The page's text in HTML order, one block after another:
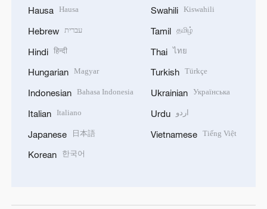
Hausa Hausa
Hebrew עברית
Hindi हिन्दी
Hungarian Magyar
Indonesian Bahasa Indonesia
Italian Italiano
Japanese 日本語
Korean 한국어
Swahili Kiswahili
Tamil தமிழ்
Thai ไทย
Turkish Türkçe
Ukrainian Українська
Urdu اردو
Vietnamese Tiếng Việt